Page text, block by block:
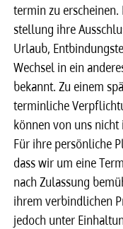
meineBLÄK
meineBLÄK
ter­min zu
stel­lung ihre
Urlaub,
Wech­sel in ein
bekannt. Zu einem
termin­li­che
können von uns
Für ihre persön­li­che
dass wir um eine
nach Zulas­sung
ihrem verbind­li­chen
jedoch unter